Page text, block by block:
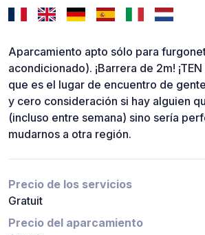
Aparcamiento apto sólo para
acondicionado). ¡Barrera de 2m!
que es el lugar de encuentro de
y cero consideración si hay alguien
(incluso entre semana) sino sería
mudarnos a otra región.
Precio de los servicios
Gratuit
Precio del aparcamiento